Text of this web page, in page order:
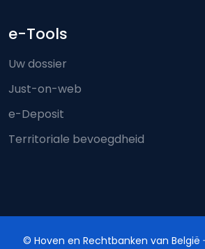
e-Tools
Uw dossier
Just-on-web
e-Deposit
Territoriale bevoegdheid
© Hoven en Rechtbanken van België